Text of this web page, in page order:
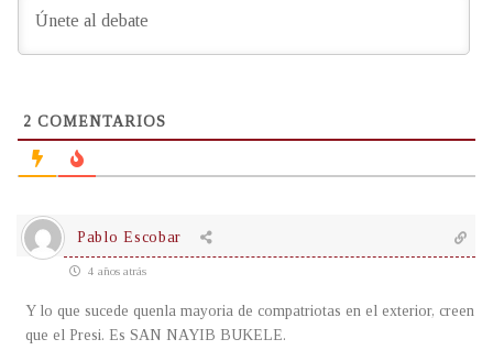
2 COMENTARIOS
Pablo Escobar
4 años atrás
Y lo que sucede quenla mayoria de compatriotas en el exterior, creen
que el Presi. Es SAN NAYIB BUKELE.